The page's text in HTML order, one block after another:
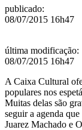
publicado:
08/07/2015 16h47
última modificação:
08/07/2015 16h47
A Caixa Cultural
populares nos
Muitas delas são
seguir a agenda
Juarez Machado e